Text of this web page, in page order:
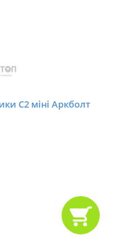
С2 міні Аркболт